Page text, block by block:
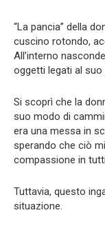
“La pancia” della
cuscino rotondo,
All’interno
oggetti legati al suo
Si scoprì che la
suo modo di
era una messa in
sperando che ciò
compassione in
Tuttavia, questo
situazione.